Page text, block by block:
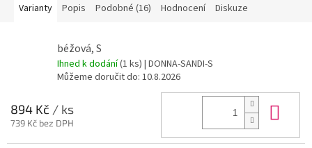
Varianty Popis Podobné (16) Hodnocení Diskuze
béžová, S
Ihned k dodání(1 ks) | DONNA-SANDI-S
Můžeme doručit do: 10.8.2026
894 Kč / ks
739 Kč bez DPH